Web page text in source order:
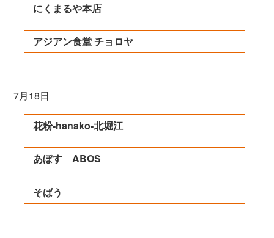
にくまるや本店
アジアン食堂 チョロヤ
7月18日
花粉-hanako-北堀江
あぼす ABOS
そばう